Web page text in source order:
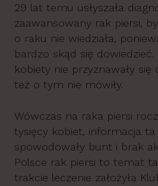
29 lat temu usłyszała
zaawansowany rak piersi,
o raku nie wiedziała,
bardzo skąd się
kobiety nie przyznawały
też o tym nie mówiły.
Wówczas na raka piersi
tysięcy kobiet, informacja ta
spowodowały bunt i brak
Polsce rak piersi to temat
trakcie leczenie założyła